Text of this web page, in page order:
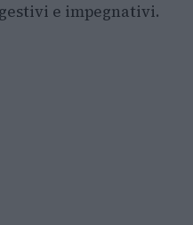
e impegnativi.